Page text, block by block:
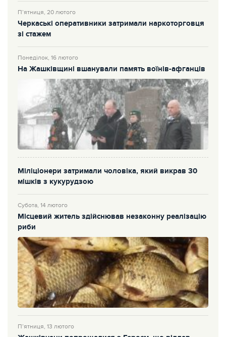
П’ятниця, 20 лютого
Черкаські оперативники затримали наркоторговця
зі стажем
Понеділок, 16 лютого
На Жашківщині вшанували память воїнів-афганців
Міліціонери затримали чоловіка, який викрав 30
мішків з кукурудзою
Субота, 14 лютого
Місцевий житель здійснював незаконну реалізацію
риби
П’ятниця, 13 лютого